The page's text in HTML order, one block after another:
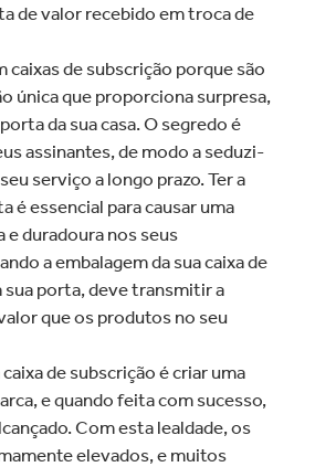
de valor recebido em troca de
caixas de subscrição porque são
única que proporciona surpresa,
da sua casa. O segredo é
assinantes, de modo a seduzi-
serviço a longo prazo. Ter a
é essencial para causar uma
duradoura nos seus
a embalagem da sua caixa de
sua porta, deve transmitir a
que os produtos no seu
de subscrição é criar uma
e quando feita com sucesso,
Com esta lealdade, os
elevados, e muitos